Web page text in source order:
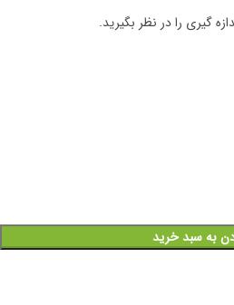
گیری را در نظر بگیرید.
به سبد خرید